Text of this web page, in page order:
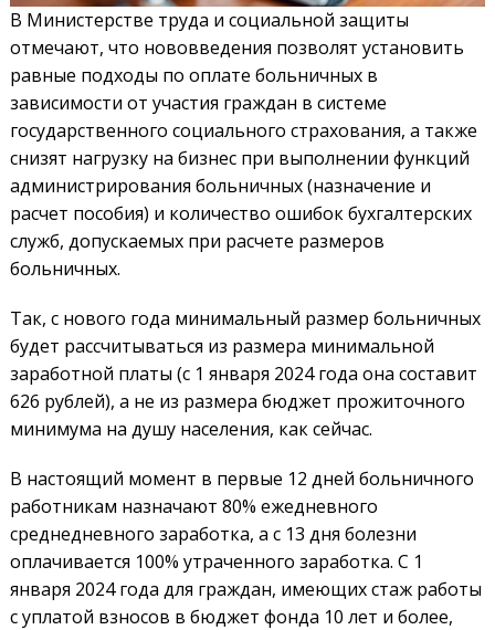
В Министерстве труда и социальной защиты
отмечают, что нововведения позволят установить
равные подходы по оплате больничных в
зависимости от участия граждан в системе
государственного социального страхования, а также
снизят нагрузку на бизнес при выполнении функций
администрирования больничных (назначение и
расчет пособия) и количество ошибок бухгалтерских
служб, допускаемых при расчете размеров
больничных.
Так, с нового года минимальный размер больничных
будет рассчитываться из размера минимальной
заработной платы (с 1 января 2024 года она составит
626 рублей), а не из размера бюджет прожиточного
минимума на душу населения, как сейчас.
В настоящий момент в первые 12 дней больничного
работникам назначают 80% ежедневного
среднедневного заработка, а с 13 дня болезни
оплачивается 100% утраченного заработка. С 1
января 2024 года для граждан, имеющих стаж работы
с уплатой взносов в бюджет фонда 10 лет и более,